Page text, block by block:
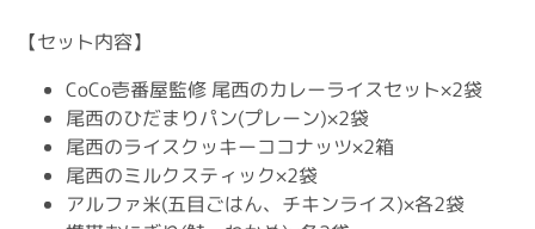
【セット内容】
CoCo壱番屋監修 尾西のカレーライスセット×2袋
尾西のひだまりパン(プレーン)×2袋
尾西のライスクッキーココナッツ×2箱
尾西のミルクスティック×2袋
アルファ米(五目ごはん、チキンライス)×各2袋